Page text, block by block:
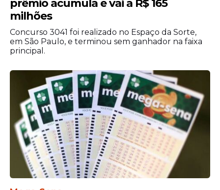
Prisão
moeda falsa, previsto no artigo 289 do
Código Penal Brasileiro. A legislação
estabelece pena de reclusão de três a 12
anos, além de multa, para quem falsifica,
adquire, guarda, transporta ou coloca em
circulação cédulas falsificadas.
De acordo com a Polícia Federal, o envio
de dinheiro falso pelos Correios também
configura uma forma de introdução do
prêmio acumula e vai a R$ 165
milhões
Concurso 3041 foi realizado no Espaço da Sorte,
em São Paulo, e terminou sem ganhador na faixa
principal.